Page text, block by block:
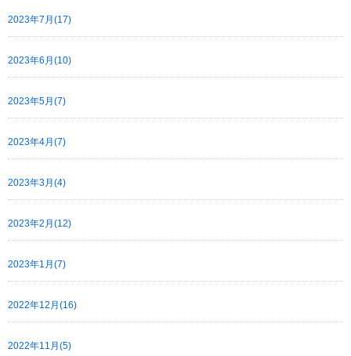
2023年7月(17)
2023年6月(10)
2023年5月(7)
2023年4月(7)
2023年3月(4)
2023年2月(12)
2023年1月(7)
2022年12月(16)
2022年11月(5)